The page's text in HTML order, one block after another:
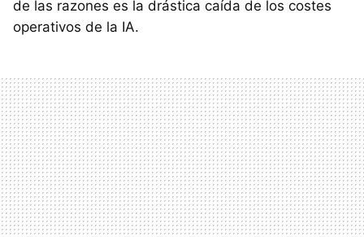
de las razones es la drástica caída de los costes
operativos de la IA.